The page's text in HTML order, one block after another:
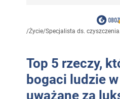
/Życie/Specjalista ds.
Top 5 rzeczy,
bogaci ludzie w
uważane za